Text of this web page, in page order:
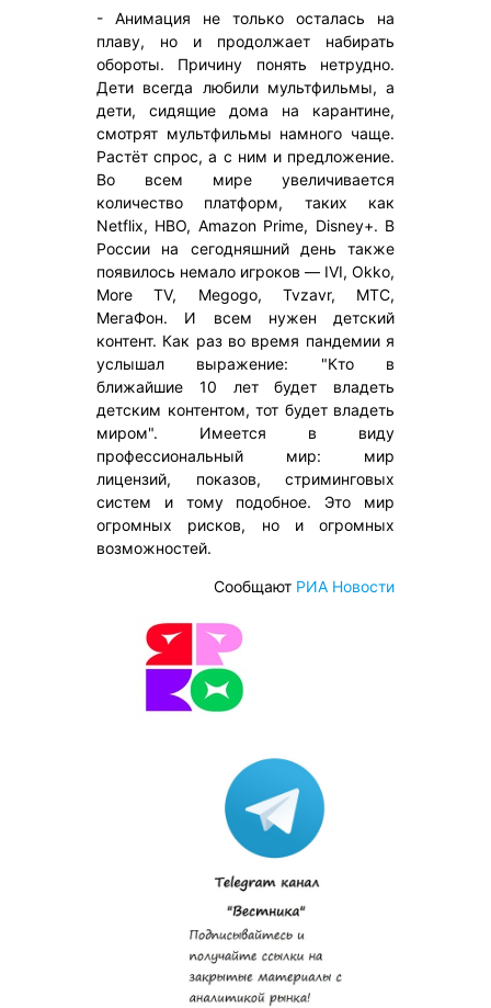
- Анимация не только осталась на
плаву, но и продолжает набирать
обороты. Причину понять нетрудно.
Дети всегда любили мультфильмы, а
дети, сидящие дома на карантине,
смотрят мультфильмы намного чаще.
Растёт спрос, а с ним и предложение.
Во всем мире увеличивается
количество платформ, таких как
Netflix, HBO, Amazon Prime, Disney+. В
России на сегодняшний день также
появилось немало игроков — IVI, Okko,
More TV, Megogo, Tvzavr, МТС,
МегаФон. И всем нужен детский
контент. Как раз во время пандемии я
услышал выражение: "Кто в
ближайшие 10 лет будет владеть
детским контентом, тот будет владеть
миром". Имеется в виду
профессиональный мир: мир
лицензий, показов, стриминговых
систем и тому подобное. Это мир
огромных рисков, но и огромных
возможностей.
Сообщают РИА Новости